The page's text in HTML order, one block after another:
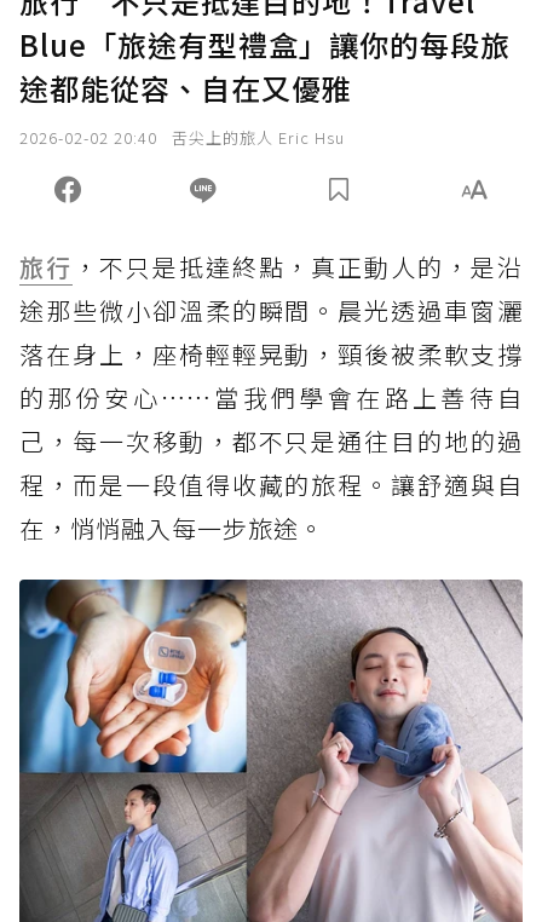
Blue「旅途有型禮盒」讓你的每段旅
途都能從容、自在又優雅
2026-02-02 20:40 舌尖上的旅人 Eric Hsu
旅行 ，不只是抵達終點，真正動人的，是沿
途那些微小卻溫柔的瞬間。晨光透過車窗灑
落在身上，座椅輕輕晃動，頸後被柔軟支撐
的那份安心……當我們學會在路上善待自
己，每一次移動，都不只是通往目的地的過
程，而是一段值得收藏的旅程。讓舒適與自
在，悄悄融入每一步旅途。